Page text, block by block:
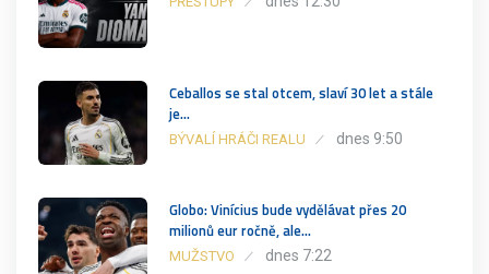
Ceballos se stal otcem, slaví 30 let a stále
je…
BÝVALÍ HRÁČI REALU dnes 9:50
Globo: Vinícius bude vydělávat přes 20
milionů eur ročně, ale…
MUŽSTVO dnes 7:22